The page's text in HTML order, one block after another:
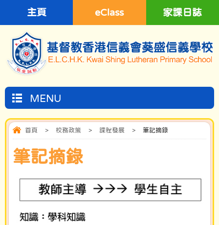
主頁 eClass 家課日誌
MENU
首頁 > 校務政策 > 課程發展 > 筆記摘錄
筆記摘錄